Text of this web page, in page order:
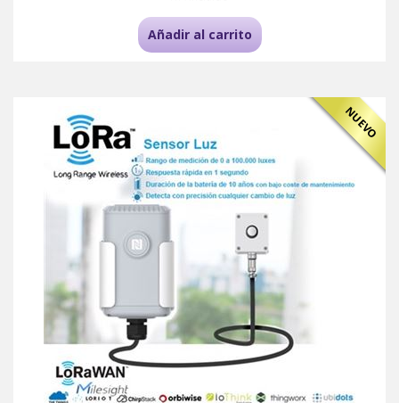
Añadir al carrito
NUEVO